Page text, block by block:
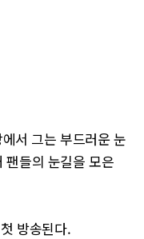
서 그는 부드러운 눈
팬들의 눈길을 모은
방송된다.